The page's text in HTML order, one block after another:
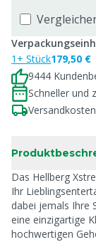
1+ Stück179,50 €
9444
Schneller und
Das Hellberg
Ihr
dabei jemals Ihre
eine einzigartige
hochwertigen